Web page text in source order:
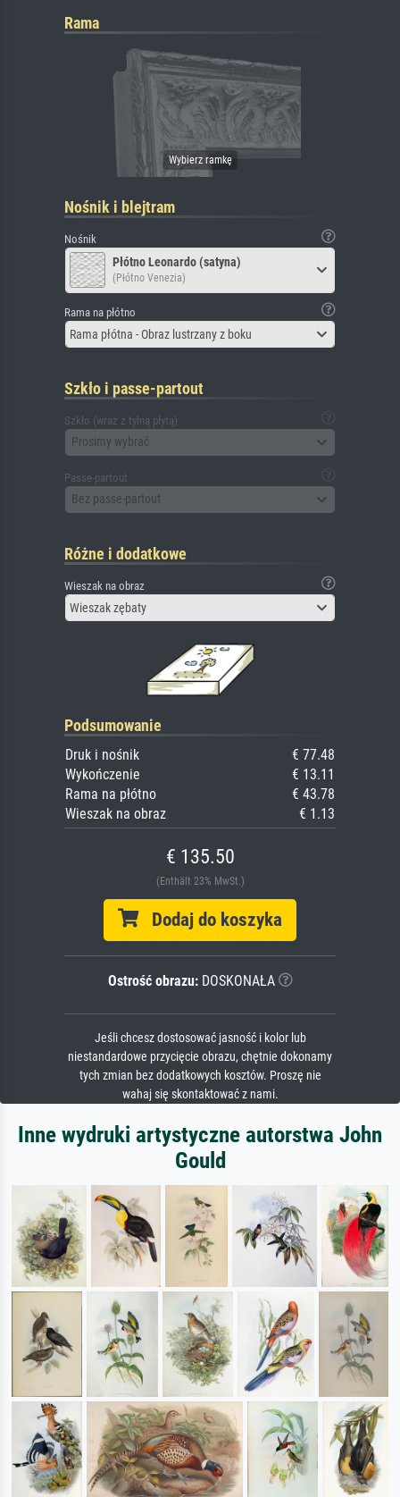
Rama
Nośnik i blejtram
Nośnik
Płótno Leonardo (satyna)
(Płótno Venezia)
Rama na płótno
Rama płótna - Obraz lustrzany z boku
Szkło i passe-partout
Szkło (wraz z tylną płytą)
Prosimy wybrać
Passe-partout
Bez passe-partout
Różne i dodatkowe
Wieszak na obraz
Wieszak zębaty
Podsumowanie
Druk i nośnik
€ 77.48
Wykończenie
€ 13.11
Rama na płótno
€ 43.78
Wieszak na obraz
€ 1.13
€ 135.50
(Enthält 23% MwSt.)
Dodaj do koszyka
Ostrość obrazu:DOSKONAŁA
Jeśli chcesz dostosować jasność i kolor lub
niestandardowe przycięcie obrazu, chętnie dokonamy
tych zmian bez dodatkowych kosztów. Proszę nie
wahaj się skontaktować z nami.
Inne wydruki artystyczne autorstwa John
Gould